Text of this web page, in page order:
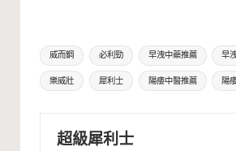
Tags:
威而鋼 必利勁 早洩中藥推薦 早
樂威壯 犀利士 陽痿中醫推薦 陽
超級犀利士